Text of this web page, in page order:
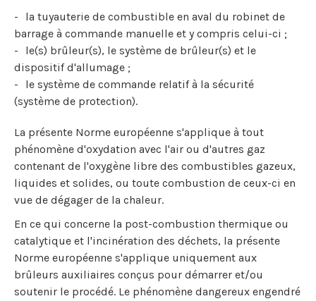
la tuyauterie de combustible en aval du robinet de
barrage à commande manuelle et y compris celui-ci ;
le(s) brûleur(s), le système de brûleur(s) et le
dispositif d'allumage ;
le système de commande relatif à la sécurité
(système de protection).
La présente Norme européenne s'applique à tout
phénomène d'oxydation avec l'air ou d'autres gaz
contenant de l'oxygène libre des combustibles gazeux,
liquides et solides, ou toute combustion de ceux-ci en
vue de dégager de la chaleur.
En ce qui concerne la post-combustion thermique ou
catalytique et l'incinération des déchets, la présente
Norme européenne s'applique uniquement aux
brûleurs auxiliaires conçus pour démarrer et/ou
soutenir le procédé. Le phénomène dangereux engendré